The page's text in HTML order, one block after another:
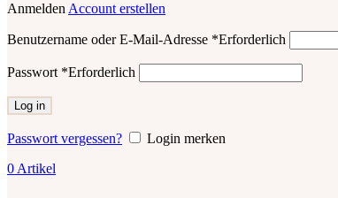
Anmelden Account erstellen
Benutzername oder E-Mail-Adresse *Erforderlich
Passwort *Erforderlich
Log in
Passwort vergessen?
Login merken
0 Artikel